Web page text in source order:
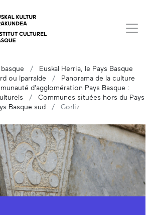
Euskal Herria, le Pays Basque
ou Iparralde
Panorama de la culture
d'agglomération Pays Basque :
Communes situées hors du Pays
Basque sud Gorliz